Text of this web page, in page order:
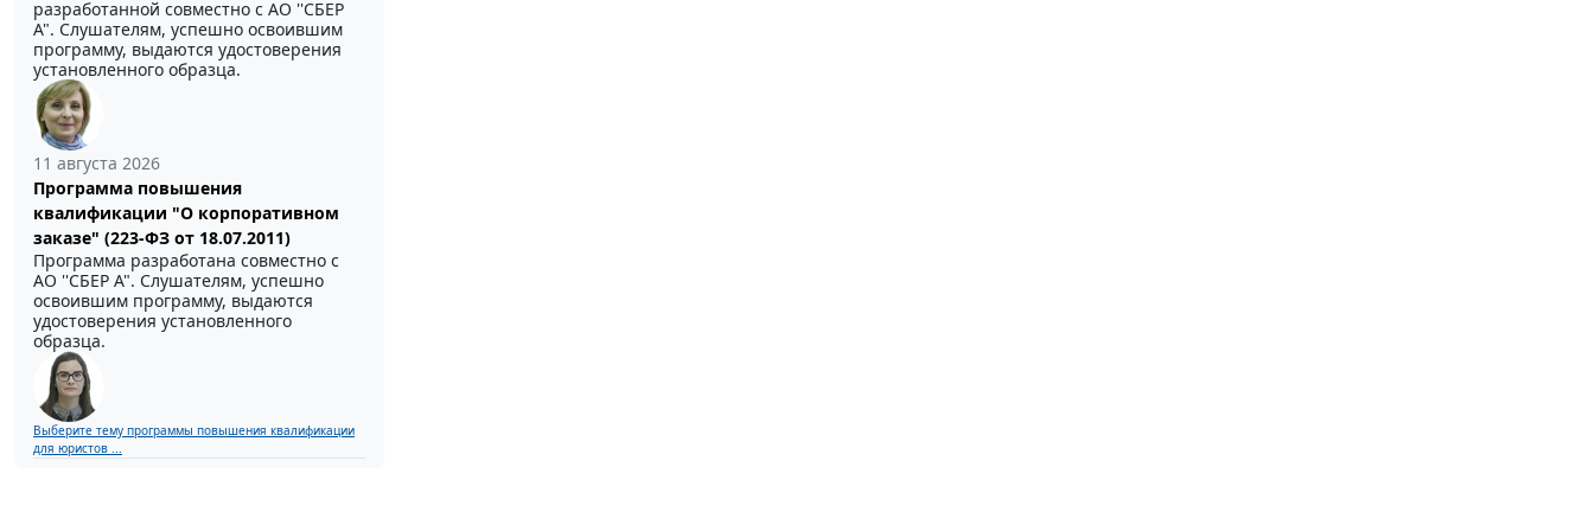
разработанной совместно с АО ''СБЕР
А". Слушателям, успешно освоившим
программу, выдаются удостоверения
установленного образца.
11 августа 2026
Программа повышения
квалификации "О корпоративном
заказе" (223-ФЗ от 18.07.2011)
Программа разработана совместно с
АО ''СБЕР А". Слушателям, успешно
освоившим программу, выдаются
удостоверения установленного
образца.
Выберите тему программы повышения квалификации
для юристов ...